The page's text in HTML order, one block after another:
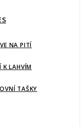
NA PITÍ
K LAHVÍM
TAŠKY